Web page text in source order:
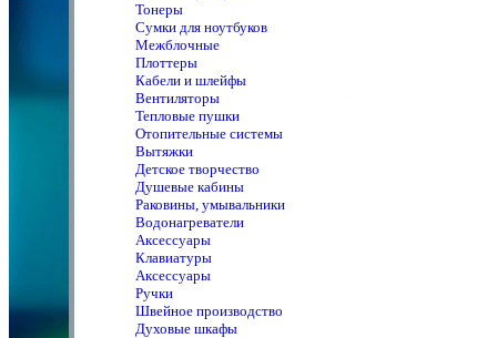
Тонеры
Сумки для ноутбуков
Межблочные
Плоттеры
Кабели и шлейфы
Вентиляторы
Тепловые пушки
Отопительные системы
Вытяжки
Детское творчество
Душевые кабины
Раковины, умывальники
Водонагреватели
Аксессуары
Клавиатуры
Аксессуары
Ручки
Швейное производство
Духовые шкафы